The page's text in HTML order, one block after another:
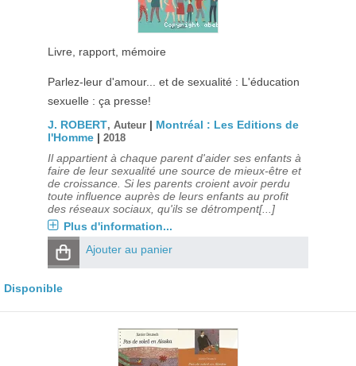
Livre, rapport, mémoire
Parlez-leur d'amour... et de sexualité : L'éducation
sexuelle : ça presse!
J. ROBERT, Auteur | Montréal : Les Editions de
l'Homme| 2018
Il appartient à chaque parent d'aider ses enfants à
faire de leur sexualité une source de mieux-être et
de croissance. Si les parents croient avoir perdu
toute influence auprès de leurs enfants au profit
des réseaux sociaux, qu'ils se détrompent[...]
Plus d'information...
Ajouter au panier
Disponible